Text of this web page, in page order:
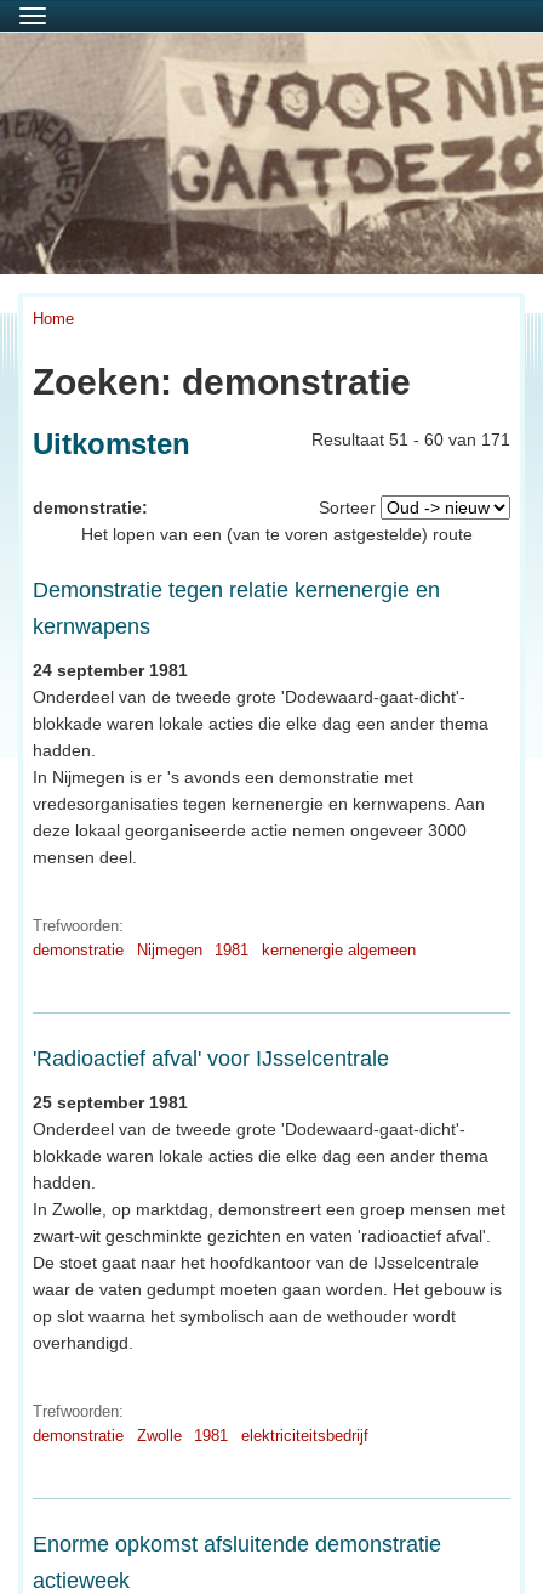
Menu
Home
Zoeken: demonstratie
Resultaat 51 - 60 van 171
Uitkomsten
Sorteer
demonstratie:
Het lopen van een (van te voren astgestelde) route
Demonstratie tegen relatie kernenergie en
kernwapens
24 september 1981
Onderdeel van de tweede grote 'Dodewaard-gaat-dicht'-
blokkade waren lokale acties die elke dag een ander thema
hadden.
In Nijmegen is er 's avonds een demonstratie met
vredesorganisaties tegen kernenergie en kernwapens. Aan
deze lokaal georganiseerde actie nemen ongeveer 3000
mensen deel.
Trefwoorden:
demonstratie
Nijmegen 1981 kernenergie algemeen
'Radioactief afval' voor IJsselcentrale
25 september 1981
Onderdeel van de tweede grote 'Dodewaard-gaat-dicht'-
blokkade waren lokale acties die elke dag een ander thema
hadden.
In Zwolle, op marktdag, demonstreert een groep mensen met
zwart-wit geschminkte gezichten en vaten 'radioactief afval'.
De stoet gaat naar het hoofdkantoor van de IJsselcentrale
waar de vaten gedumpt moeten gaan worden. Het gebouw is
op slot waarna het symbolisch aan de wethouder wordt
overhandigd.
Trefwoorden:
demonstratie
Zwolle 1981 elektriciteitsbedrijf
Enorme opkomst afsluitende demonstratie
actieweek